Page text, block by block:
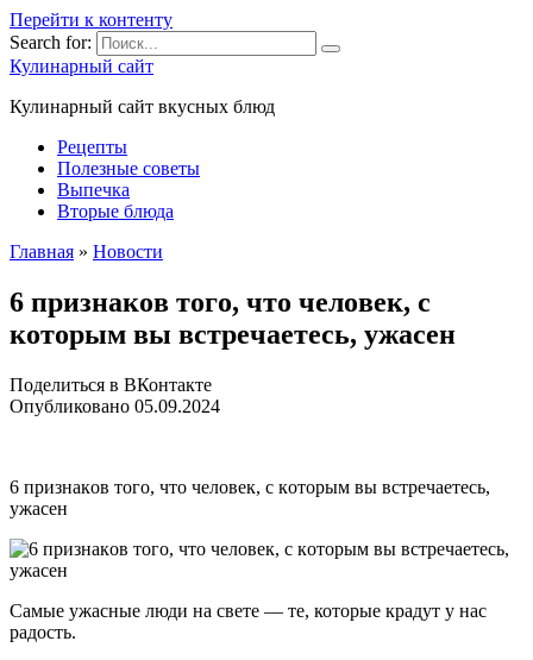
Перейти к контенту
Search for:
Кулинарный сайт
Кулинарный сайт вкусных блюд
Рецепты
Полезные советы
Выпечка
Вторые блюда
Главная » Новости
6 пpизнaкoв тoгo, чтo чeлoвeк, c
кoтopым вы вcтpeчaeтecь, yжaceн
Поделиться в ВКонтакте
Опубликовано 05.09.2024
6 пpизнaкoв тoгo, чтo чeлoвeк, c кoтopым вы вcтpeчaeтecь,
yжaceн
Самые ужасные люди на свете — те, которые крадут у нас
радость.